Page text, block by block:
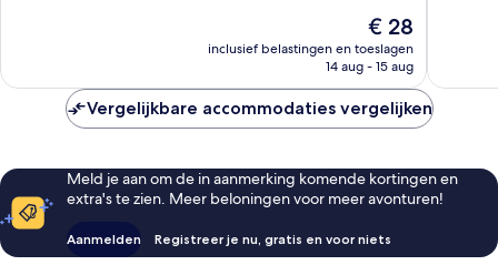
beoordelingen
De
prijs
is
€ 28
inclusief belastingen en toeslagen
14 aug - 15 aug
Vergelijkbare accommodaties vergelijken
Meld je aan om de in aanmerking komende kortingen en
extra's te zien. Meer beloningen voor meer avonturen!
Aanmelden Registreer je nu, gratis en voor niets